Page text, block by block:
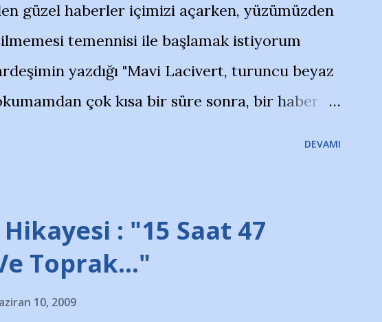
güzel haberler içimizi açarken, yüzümüzden
temennisi ile başlamak istiyorum
yazdığı "Mavi Lacivert, turuncu beyaz
okumamdan çok kısa bir süre sonra, bir haber
200 taraftarın toplanarak İstanbul
okullarını ve ürünlerini Bursa şehrinde
bir protesto eylemiyle açıkladıklarını
adına açıklama yapan şahsı muhterem(!)
DEVAMI
: "15 Saat 47
Toprak…"
10, 2009